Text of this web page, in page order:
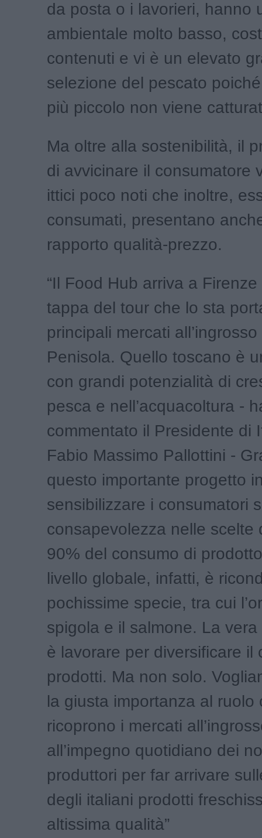
da posta o i lavorieri, hanno
ambientale molto basso,
contenuti e vi è un elevato
selezione del pescato
più piccolo non viene
Ma oltre alla sostenibilità, il
di avvicinare il consumatore
ittici poco noti che inoltre,
consumati, presentano
rapporto qualità-prezzo.
“Il Food Hub arriva a
tappa del tour che lo sta
principali mercati
Penisola. Quello toscano è
con grandi potenzialità di
pesca e nell’acquacoltura -
commentato il Presidente di
Fabio Massimo Pallottini -
questo importante progetto
sensibilizzare i consumatori
consapevolezza nelle scelte
90% del consumo di
livello globale, infatti, è
pochissime specie, tra cui
spigola e il salmone. La
è lavorare per diversificare il
prodotti. Ma non solo.
la giusta importanza al ruolo
ricoprono i mercati
all’impegno quotidiano dei
produttori per far arrivare
degli italiani prodotti
altissima qualità”